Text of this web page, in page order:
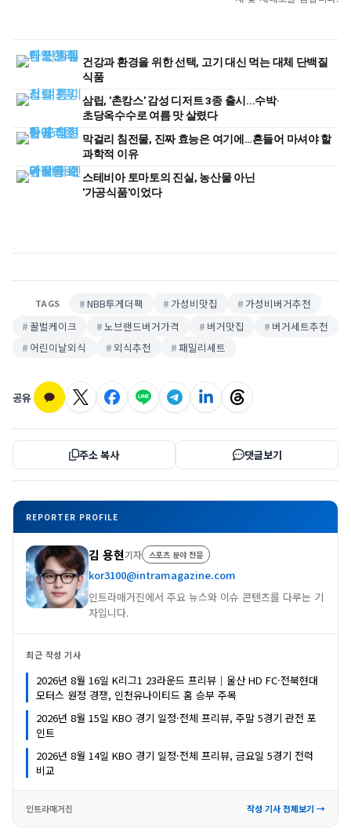
건강과 환경을 위한 선택, 고기 대신 먹는 대체 단백질
식품
삼립, '촌캉스' 감성 디저트 3종 출시...수박·
초당옥수수로 여름 맛 살렸다
막걸리 침전물, 진짜 효능은 여기에…흔들어 마셔야 할
과학적 이유
스테비아 토마토의 진실, 농산물 아닌
'가공식품'이었다
TAGS NBB투게더팩 가성비맛집
가성비버거추천
꿀벌케이크
노브랜드버거가격 버거맛집
버거세트추천
어린이날외식
외식추천 패밀리세트
공유
주소 복사 댓글보기
REPORTER PROFILE
김 용현기자 스포츠 분야 전문
kor3100@intramagazine.com
인트라매거진에서 주요 뉴스와 이슈 콘텐츠를 다루는 기
자입니다.
최근 작성 기사
2026년 8월 16일 K리그1 23라운드 프리뷰｜울산 HD FC·전북현대
모터스 원정 경쟁, 인천유나이티드 홈 승부 주목
2026년 8월 15일 KBO 경기 일정·전체 프리뷰, 주말 5경기 관전 포
인트
2026년 8월 14일 KBO 경기 일정·전체 프리뷰, 금요일 5경기 전력
비교
인트라매거진 작성 기사 전체보기 →